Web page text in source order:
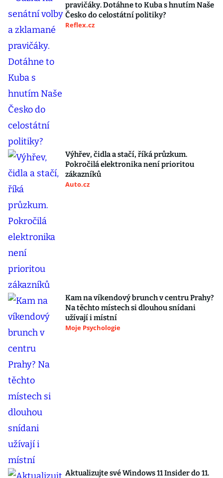
pravičáky. Dotáhne to Kuba s hnutím Naše
Česko do celostátní politiky?
Reflex.cz
Výhřev, čidla a stačí, říká průzkum.
Pokročilá elektronika není prioritou
zákazníků
Auto.cz
Kam na víkendový brunch v centru Prahy?
Na těchto místech si dlouhou snídani
užívají i místní
Moje Psychologie
Aktualizujte své Windows 11 Insider do 11.